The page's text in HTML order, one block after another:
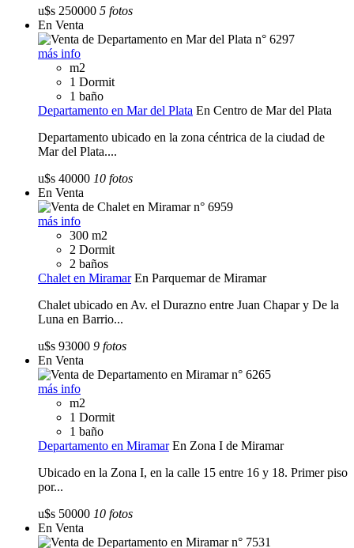
u$s 250000 5 fotos
En Venta
más info
m2
1 Dormit
1 baño
Departamento en Mar del Plata En Centro de Mar del Plata
Departamento ubicado en la zona céntrica de la ciudad de
Mar del Plata....
u$s 40000 10 fotos
En Venta
más info
300 m2
2 Dormit
2 baños
Chalet en Miramar En Parquemar de Miramar
Chalet ubicado en Av. el Durazno entre Juan Chapar y De la
Luna en Barrio...
u$s 93000 9 fotos
En Venta
más info
m2
1 Dormit
1 baño
Departamento en Miramar En Zona I de Miramar
Ubicado en la Zona I, en la calle 15 entre 16 y 18. Primer piso
por...
u$s 50000 10 fotos
En Venta